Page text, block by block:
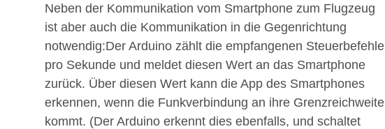
Neben der Kommunikation vom Smartphone zum Flugzeug
ist aber auch die Kommunikation in die Gegenrichtung
notwendig:Der Arduino zählt die empfangenen Steuerbefehle
pro Sekunde und meldet die­sen Wert an das Smartphone
zurück. Über diesen Wert kann die App des Smartphones
erkennen, wenn die Funk­verbindung an ihre Grenzreichweite
kommt. (Der Arduino erkennt dies ebenfalls, und schaltet